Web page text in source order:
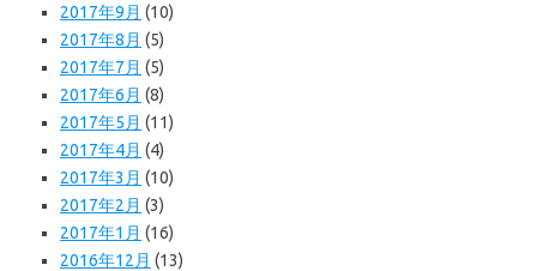
2017年9月 (10)
2017年8月 (5)
2017年7月 (5)
2017年6月 (8)
2017年5月 (11)
2017年4月 (4)
2017年3月 (10)
2017年2月 (3)
2017年1月 (16)
2016年12月 (13)